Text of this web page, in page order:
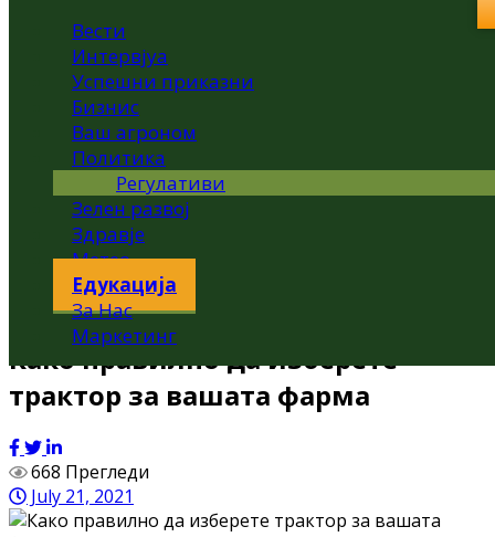
Вести
Интервјуа
Успешни приказни
Бизнис
Ваш агроном
Политика
Регулативи
Зелен развој
Здравје
Метео
Едукација
За Нас
Маркетинг
Како правилно да изберете
трактор за вашата фарма
668 Прегледи
July 21, 2021